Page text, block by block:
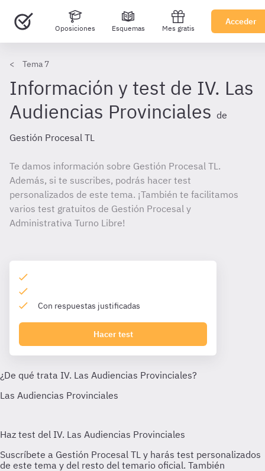
Oposiciones Esquemas Mes gratis
Acceder
Tema 7
Información y test de IV. Las
Audiencias Provinciales de
Gestión Procesal TL
Te damos información sobre Gestión Procesal TL.
Además, si te suscribes, podrás hacer test
personalizados de este tema. ¡También te facilitamos
varios test gratuitos de Gestión Procesal y
Administrativa Turno Libre!
Con respuestas justificadas
Hacer test